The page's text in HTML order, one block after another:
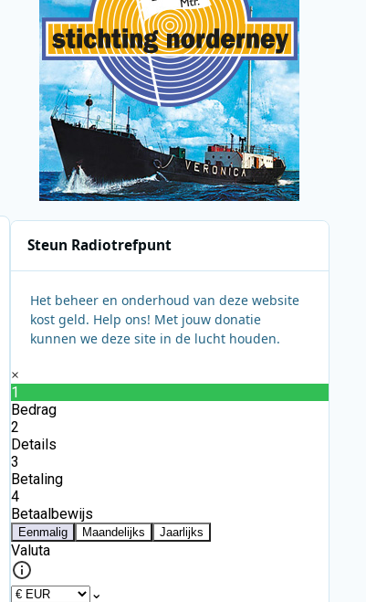
Steun Radiotrefpunt
Het beheer en onderhoud van deze website
kost geld. Help ons! Met jouw donatie
kunnen we deze site in de lucht houden.